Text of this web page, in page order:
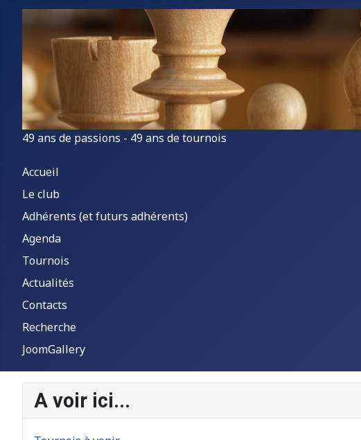
49 ans de passions - 49 ans de tournois
Accueil
Le club
Adhérents (et futurs adhérents)
Agenda
Tournois
Actualités
Contacts
Recherche
JoomGallery
A voir ici...